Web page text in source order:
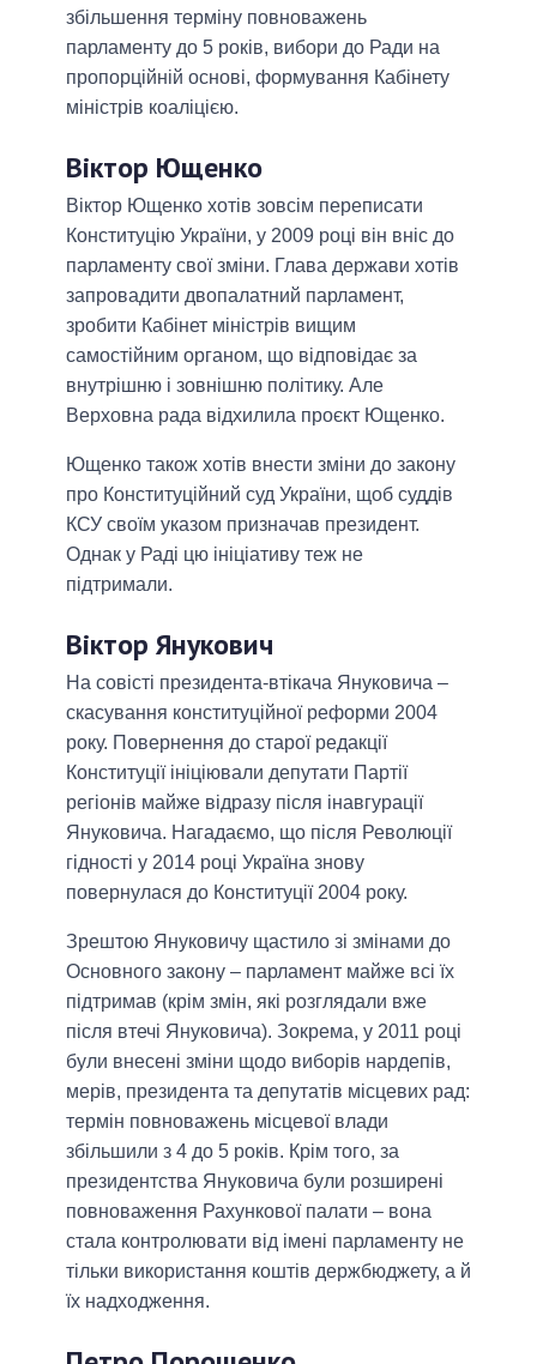
збільшення терміну повноважень
парламенту до 5 років, вибори до Ради на
пропорційній основі, формування Кабінету
міністрів коаліцією.
Віктор Ющенко
Віктор Ющенко хотів зовсім переписати
Конституцію України, у 2009 році він вніс до
парламенту свої зміни. Глава держави хотів
запровадити двопалатний парламент,
зробити Кабінет міністрів вищим
самостійним органом, що відповідає за
внутрішню і зовнішню політику. Але
Верховна рада відхилила проєкт Ющенко.
Ющенко також хотів внести зміни до закону
про Конституційний суд України, щоб суддів
КСУ своїм указом призначав президент.
Однак у Раді цю ініціативу теж не
підтримали.
Віктор Янукович
На совісті президента-втікача Януковича –
скасування конституційної реформи 2004
року. Повернення до старої редакції
Конституції ініціювали депутати Партії
регіонів майже відразу після інавгурації
Януковича. Нагадаємо, що після Революції
гідності у 2014 році Україна знову
повернулася до Конституції 2004 року.
Зрештою Януковичу щастило зі змінами до
Основного закону – парламент майже всі їх
підтримав (крім змін, які розглядали вже
після втечі Януковича). Зокрема, у 2011 році
були внесені зміни щодо виборів нардепів,
мерів, президента та депутатів місцевих рад:
термін повноважень місцевої влади
збільшили з 4 до 5 років. Крім того, за
президентства Януковича були розширені
повноваження Рахункової палати – вона
стала контролювати від імені парламенту не
тільки використання коштів держбюджету, а й
їх надходження.